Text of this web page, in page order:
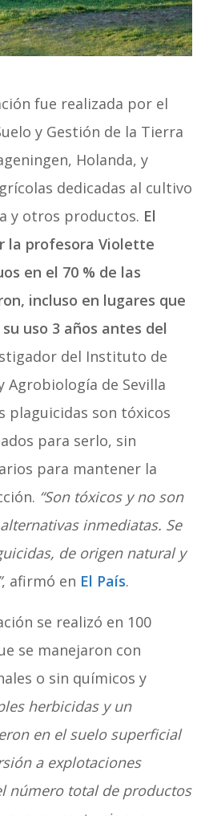
fue realizada por el
y Gestión de la Tierra
Holanda, y
dedicadas al cultivo
y otros productos. El
la profesora Violette
en el 70 % de las
incluso en lugares que
uso 3 años antes del
del Instituto de
Agrobiología de Sevilla
plaguicidas son tóxicos
para serlo, sin
para mantener la
“Son tóxicos y no son
inmediatas. Se
de origen natural y
, afirmó en El País.
se realizó en 100
se manejaron con
o sin químicos y
herbicidas y un
en el suelo superficial
a explotaciones
número total de productos